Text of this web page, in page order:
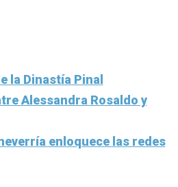
la Dinastía Pinal
Alessandra Rosaldo y
enloquece las redes